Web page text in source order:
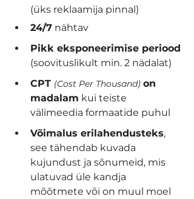
(üks reklaamija pinnal)
24/7 nähtav
Pikk eksponeerimise periood
(soovituslikult min. 2 nädalat)
CPT (Cost Per Thousand) on
madalam kui teiste
välimeedia formaatide puhul
Võimalus erilahendusteks,
see tähendab kuvada
kujundust ja sõnumeid, mis
ulatuvad üle kandja
mõõtmete või on muul moel